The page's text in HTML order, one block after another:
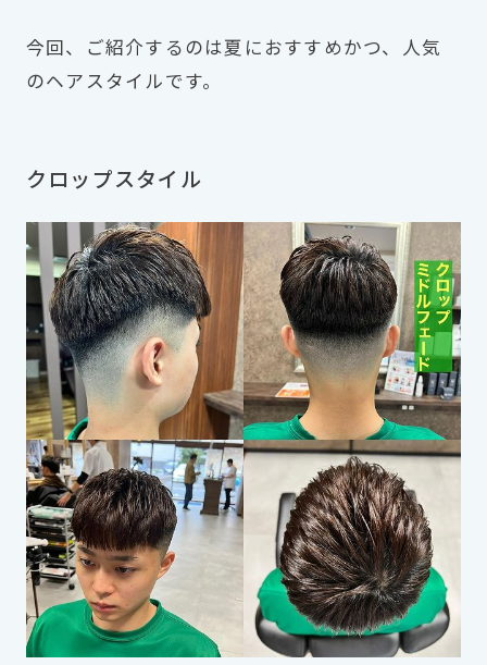
今回、ご紹介するのは夏におすすめかつ、人気
のヘアスタイルです。
クロップスタイル